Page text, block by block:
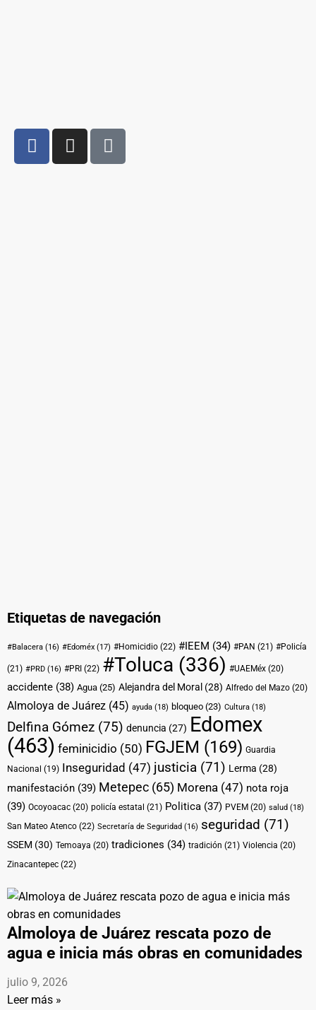
Etiquetas de navegación
#Balacera (16) #Edoméx (17) #Homicidio (22) #IEEM (34) #PAN (21) #Policía
(21) #PRD (16) #PRI (22) #Toluca (336) #UAEMéx (20)
accidente (38) Agua (25) Alejandra del Moral (28) Alfredo del Mazo (20)
Almoloya de Juárez (45) ayuda (18) bloqueo (23) Cultura (18)
Delfina Gómez (75) denuncia (27) Edomex
(463) feminicidio (50) FGJEM (169) Guardia
Nacional (19) Inseguridad (47) justicia (71) Lerma (28)
manifestación (39) Metepec (65) Morena (47) nota roja
(39) Ocoyoacac (20) policía estatal (21) Politica (37) PVEM (20) salud (18)
San Mateo Atenco (22) Secretaría de Seguridad (16) seguridad (71)
SSEM (30) Temoaya (20) tradiciones (34) tradición (21) Violencia (20)
Zinacantepec (22)
Almoloya de Juárez rescata pozo de
agua e inicia más obras en comunidades
julio 9, 2026
Leer más »